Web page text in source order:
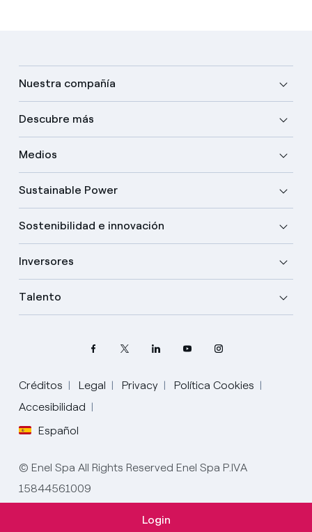
Nuestra compañía
Descubre más
Medios
Sustainable Power
Sostenibilidad e innovación
Inversores
Talento
Créditos Legal Privacy
Política Cookies
Accesibilidad
Español
Elige tu idioma
© Enel Spa All Rights Reserved Enel Spa P.IVA
15844561009
Login